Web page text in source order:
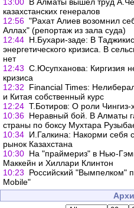
казахстанских генералов
12:56 "Рахат Алиев возомнил
Аллах" (репортаж из зала суда)
12:44 Н.Бухари-заде: В
энергетического кризиса. В
нет
12:43 С.Юсупханова: Киргизия
кризиса
12:32
Financial Times:
и Китая собственный курс
12:24 Т.Ботиров: О роли
10:36 Неравный бой. В Алматы
страны по боксу Мухтара
10:34 И.Галкина: Накорми себя
рынок Казахстана
10:30 На "праймериз" в Нью-
Маккейн и Хиллари Клинтон
10:23
Российский "Вымпелком"
Mobile"